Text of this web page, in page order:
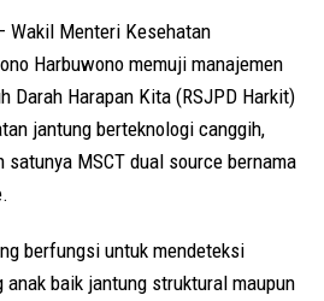
Wakil Menteri Kesehatan
Harbuwono memuji manajemen
Darah Harapan Kita (RSJPD Harkit)
jantung berteknologi canggih,
satunya MSCT dual source bernama
berfungsi untuk mendeteksi
baik jantung struktural maupun